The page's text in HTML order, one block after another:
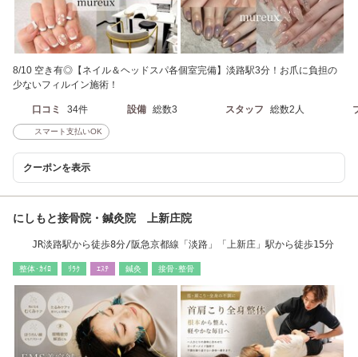
8/10 空き有◎【ネイル＆ヘッドスパ各個室完備】淡路駅3分！お爪に負担の
少ないフィルイン施術！
口コミ 34件 設備 総数3 スタッフ 総数2人
スマート支払いOK
クーポンを表示
にしもと接骨院・鍼灸院 上新庄院
JR淡路駅から徒歩8分/阪急京都線「淡路」「上新庄」駅から徒歩15分
整体･ｶｲﾛ ﾘﾗｸ ｴｽﾃ 鍼灸 接骨･整骨